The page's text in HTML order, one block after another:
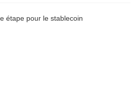
étape pour le stablecoin